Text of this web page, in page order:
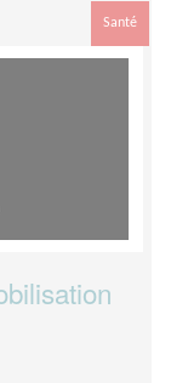
Santé